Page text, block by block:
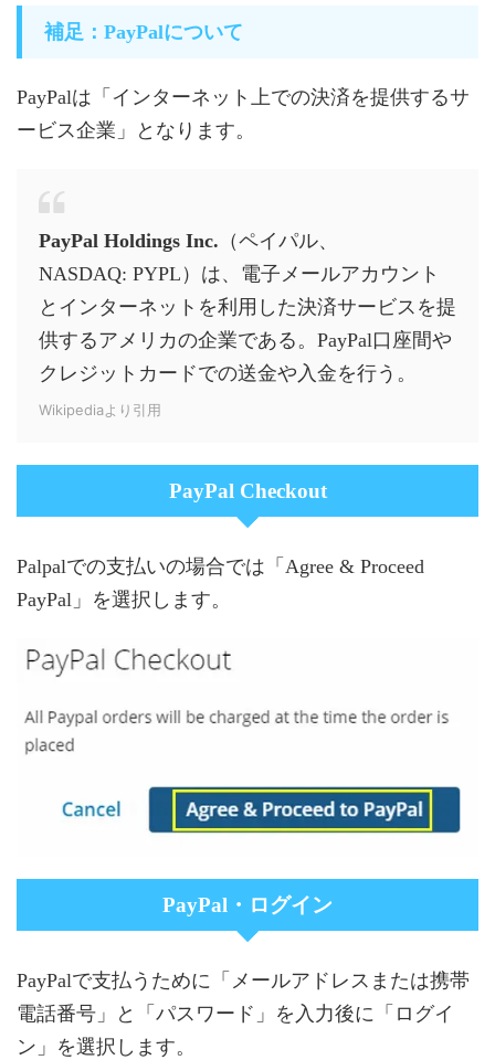
補足：PayPalについて
PayPalは「インターネット上での決済を提供するサ
ービス企業」となります。
PayPal Holdings Inc. （ペイパル、
NASDAQ: PYPL）は、電子メールアカウント
とインターネットを利用した決済サービスを提
供するアメリカの企業である。PayPal口座間や
クレジットカードでの送金や入金を行う。
Wikipediaより引用
PayPal Checkout
Palpalでの支払いの場合では「Agree & Proceed
PayPal」を選択します。
PayPal・ログイン
PayPalで支払うために「メールアドレスまたは携帯
電話番号」と「パスワード」を入力後に「ログイ
ン」を選択します。